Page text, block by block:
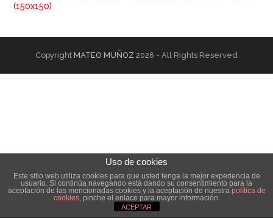
(150x150)
Copyright MATEO MUÑOZ 2026 - All Rights Reserved
Uso de cookies
Este sitio web utiliza cookies para que usted tenga la mejor experiencia de
usuario. Si continúa navegando está dando su consentimiento para la
aceptación de las mencionadas cookies y la aceptación de nuestra política de
cookies, pinche el enlace para mayor información.
ACEPTAR